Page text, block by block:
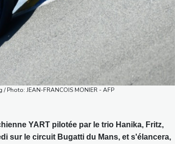
Photo: JEAN-FRANCOIS MONIER - AFP
YART pilotée par le trio Hanika, Fritz,
sur le circuit Bugatti du Mans, et s'élancera,